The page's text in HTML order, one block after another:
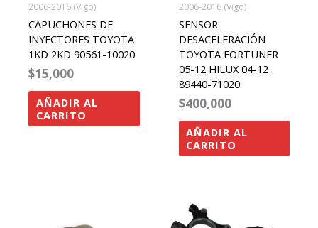
2006-2016 (Vigo)
CAPUCHONES DE
INYECTORES TOYOTA
1KD 2KD 90561-10020
$15,000
AÑADIR AL
CARRITO
2006-2016 (Vigo)
SENSOR
DESACELERACIÓN
TOYOTA FORTUNER
05-12 HILUX 04-12
89440-71020
$400,000
AÑADIR AL
CARRITO